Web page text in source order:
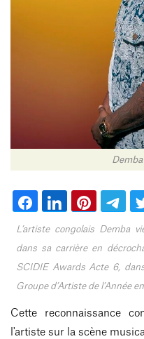
L’artiste congolais Demba
dans sa carrière en
SCIDIE Awards Acte 6,
Groupe d’Artiste de l’Année
Cette reconnaissance
l'artiste sur la scène